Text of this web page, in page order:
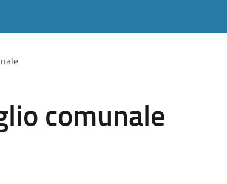
comunale